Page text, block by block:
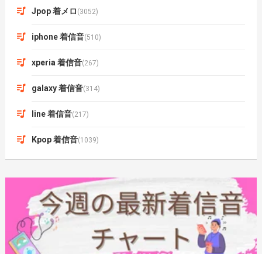
Jpop 着メロ (3052)
iphone 着信音(510)
xperia 着信音(267)
galaxy 着信音(314)
line 着信音(217)
Kpop 着信音(1039)